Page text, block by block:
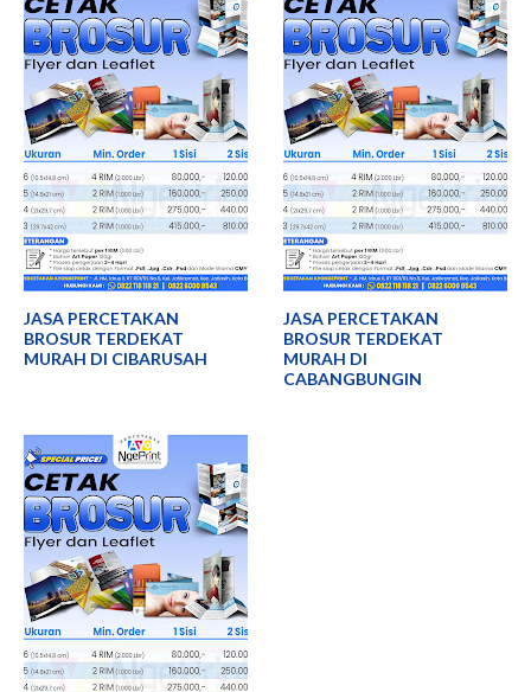
JASA PERCETAKAN
BROSUR TERDEKAT
MURAH DI CIBARUSAH
JASA PERCETAKAN
BROSUR TERDEKAT
MURAH DI
CABANGBUNGIN